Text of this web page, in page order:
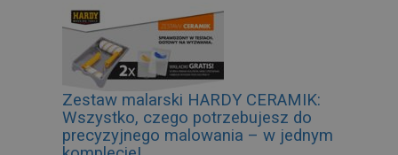
Zestaw malarski HARDY CERAMIK:
Wszystko, czego potrzebujesz do
precyzyjnego malowania – w jednym